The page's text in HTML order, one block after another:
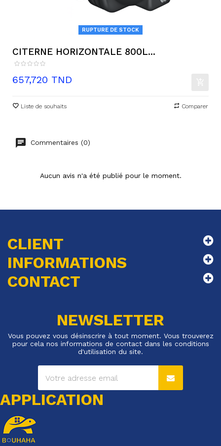
RUPTURE DE STOCK
CITERNE HORIZONTALE 800L...
Prix
657,720 TND
Liste de souhaits Comparer
Commentaires (0)
Aucun avis n'a été publié pour le moment.
CLIENT
INFORMATIONS
CONTACT
NEWSLETTER
Vous pouvez vous désinscrire à tout moment. Vous trouverez
pour cela nos informations de contact dans les conditions
d'utilisation du site.
APPLICATION